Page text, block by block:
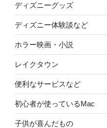
ディズニーグッズ
ディズニー体験談など
ホラー映画・小説
レイクタウン
便利なサービスなど
初心者が使っているMac
子供が喜んだもの